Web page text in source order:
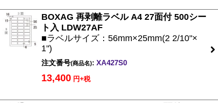
BOXAG 再剥離ラベル A4 27面付 500シー
ト入 LDW27AF
■ラベルサイズ：56mm×25mm(2 2/10"×
1")
注文番号(商品名): XA427S0
13,400 円+税